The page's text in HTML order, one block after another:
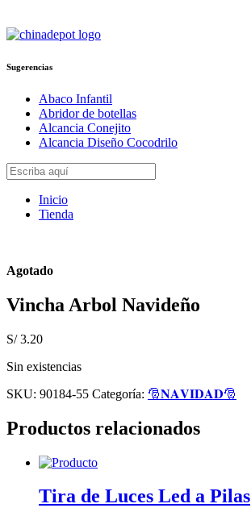
Sugerencias
Abaco Infantil
Abridor de botellas
Alcancia Conejito
Alcancia Diseño Cocodrilo
Inicio
Tienda
Agotado
Vincha Arbol Navideño
S/3.20
Sin existencias
SKU: 90184-55 Categoría: 🎅𝐍𝐀𝐕𝐈𝐃𝐀𝐃🎅
Productos relacionados
Tira de Luces Led a Pilas